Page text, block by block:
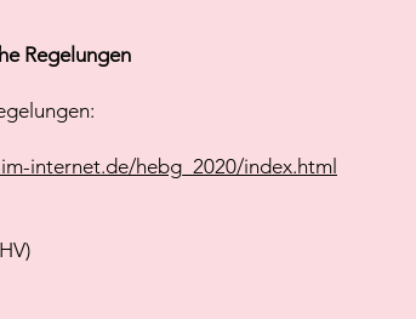
Regelungen
internet.de/hebg_2020/index.html